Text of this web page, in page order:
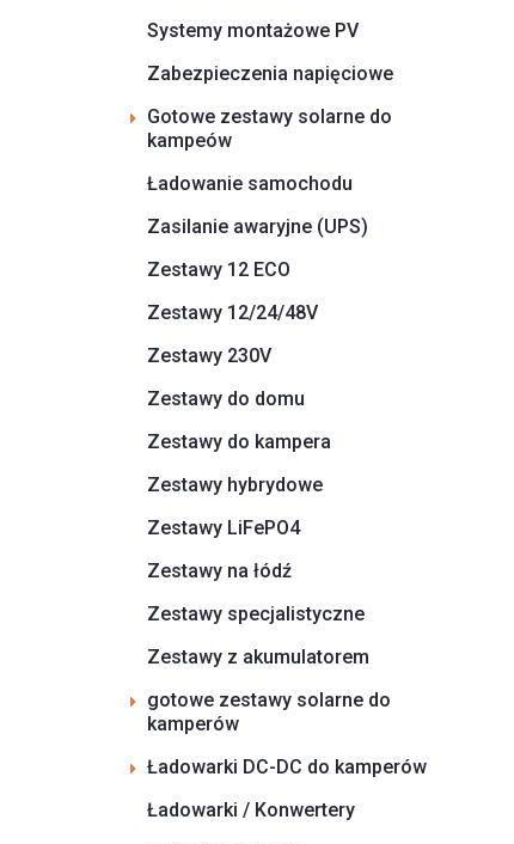
Systemy montażowe PV
Zabezpieczenia napięciowe
Gotowe zestawy solarne do
kampeów
Ładowanie samochodu
Zasilanie awaryjne (UPS)
Zestawy 12 ECO
Zestawy 12/24/48V
Zestawy 230V
Zestawy do domu
Zestawy do kampera
Zestawy hybrydowe
Zestawy LiFePO4
Zestawy na łódź
Zestawy specjalistyczne
Zestawy z akumulatorem
gotowe zestawy solarne do
kamperów
Ładowarki DC-DC do kamperów
Ładowarki / Konwertery